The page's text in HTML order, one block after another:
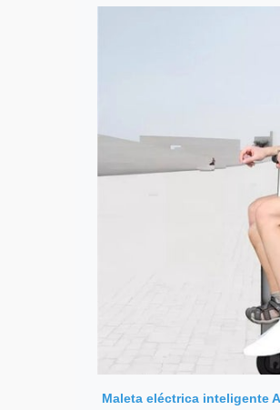
Maleta eléctrica inteligente